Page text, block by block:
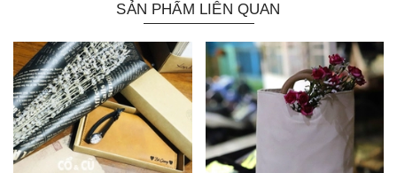
SẢN PHẨM LIÊN QUAN